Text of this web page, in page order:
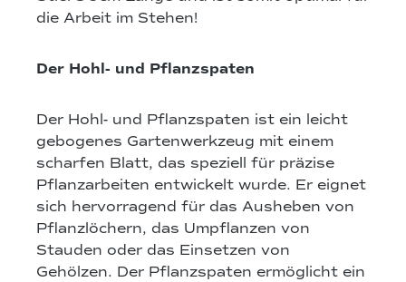
die Arbeit im Stehen!
Der Hohl- und Pflanzspaten
Der Hohl- und Pflanzspaten ist ein leicht
gebogenes Gartenwerkzeug mit einem
scharfen Blatt, das speziell für präzise
Pflanzarbeiten entwickelt wurde. Er eignet
sich hervorragend für das Ausheben von
Pflanzlöchern, das Umpflanzen von
Stauden oder das Einsetzen von
Gehölzen. Der Pflanzspaten ermöglicht ein